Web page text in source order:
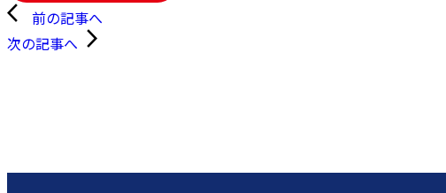
arrow_back_ios
前の記事へ
次の記事へ arrow_forward_ios